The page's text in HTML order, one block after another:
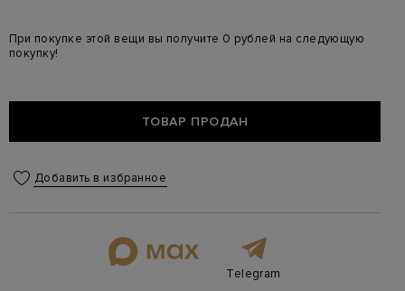
При покупке этой вещи вы получите 0 рублей на следующую
покупку!
ТОВАР ПРОДАН
Добавить в избранное
Telegram